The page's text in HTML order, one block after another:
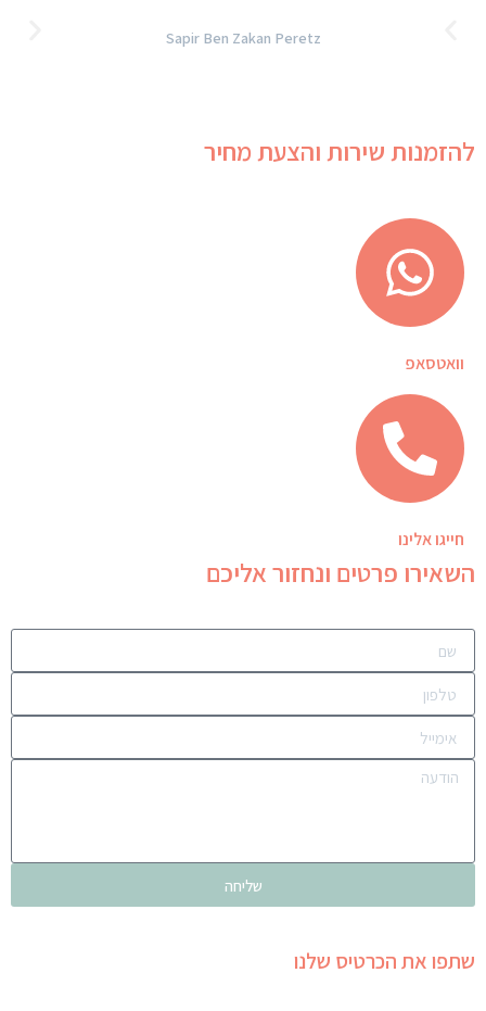
Sapir Ben Zakan Peretz
להזמנות שירות והצעת מחיר
וואטסאפ
חייגו אלינו
השאירו פרטים ונחזור אליכם
שליחה
שתפו את הכרטיס שלנו